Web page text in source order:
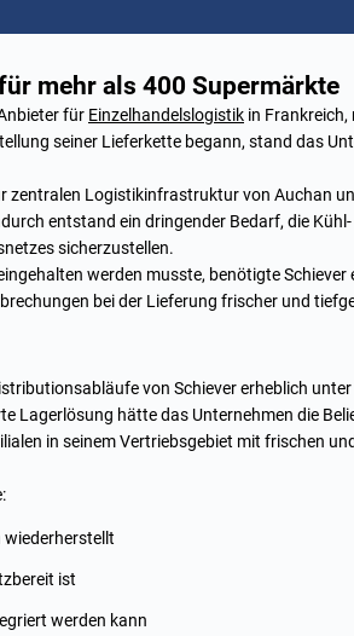
mehr als 400 Supermärkte
für Einzelhandelslogistik in
seiner Lieferkette begann, stand das
zentralen Logistikinfrastruktur von Auchan
entstand ein dringender Bedarf, die
sicherzustellen.
werden musste, benötigte Schiever
bei der Lieferung frischer und
von Schiever erheblich unter
Lagerlösung hätte das Unternehmen die
in seinem Vertriebsgebiet mit frischen
ist
werden kann